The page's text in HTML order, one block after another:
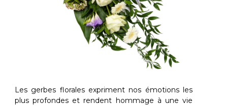
Les gerbes florales expriment nos émotions les
plus profondes et rendent hommage à une vie